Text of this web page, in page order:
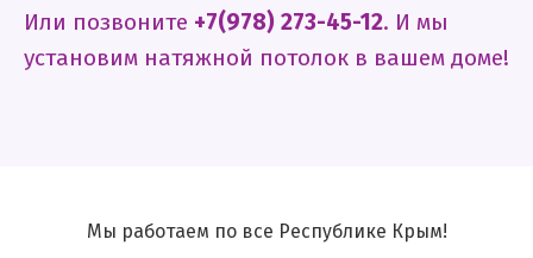
Или позвоните +7(978) 273-45-12. И мы
установим натяжной потолок в вашем доме!
Мы работаем по все Республике Крым!